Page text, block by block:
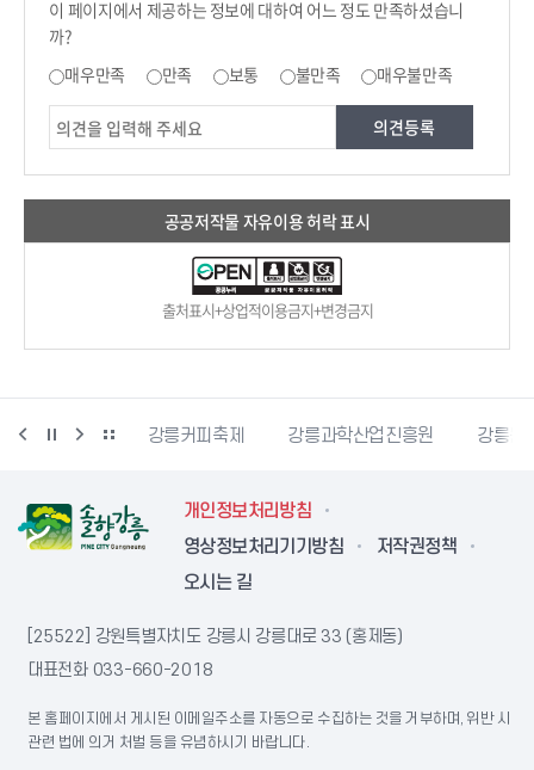
이 페이지에서 제공하는 정보에 대하여 어느 정도 만족하셨습니
까?
매우만족 만족 보통 불만족 매우불만족
공공저작물 자유이용 허락 표시
출처표시+상업적이용금지+변경금지
자원봉사센터 강릉커피축제 강릉과학산업진흥원 강릉문
개인정보처리방침
영상정보처리기기방침
저작권정책
오시는 길
[25522] 강원특별자치도 강릉시 강릉대로 33 (홍제동)
대표전화 033-660-2018
본 홈페이지에서 게시된 이메일주소를 자동으로 수집하는 것을 거부하며, 위반 시
관련 법에 의거 처벌 등을 유념하시기 바랍니다.